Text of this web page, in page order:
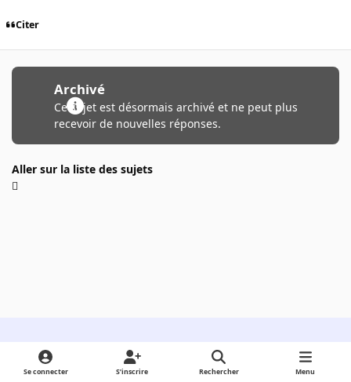
Citer
Archivé
Ce sujet est désormais archivé et ne peut plus
recevoir de nouvelles réponses.
Aller sur la liste des sujets
Light ModeDark ModeSystem Preference
Se connecter S’inscrire Rechercher Menu